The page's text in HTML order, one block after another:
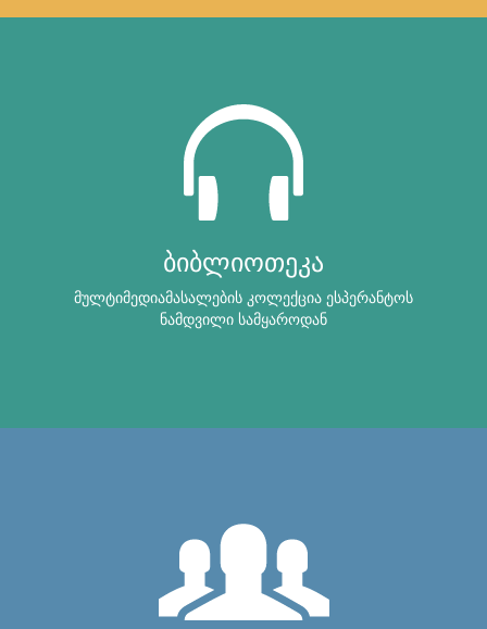
ბიბლიოთეკა
მულტიმედიამასალების კოლექცია ესპერანტოს
ნამდვილი სამყაროდან